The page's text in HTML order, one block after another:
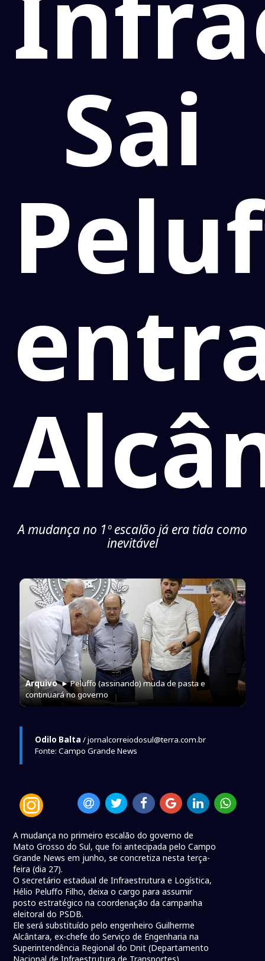
Sai
A mudança no 1º escalão já era tida como
inevitável
Arquivo► Peluffo (assinando) muda de pasta e
continuará no governo
Odilo Balta / jornalcorreiodosul@terra.com.br
Fonte: Campo Grande News
A mudança no primeiro escalão do governo de
Mato Grosso do Sul, que foi antecipada pelo Campo
Grande News em junho, se concretiza nesta terça-
feira (dia 27).
O secretário estadual de Infraestrutura e Logística,
Hélio Peluffo Filho, deixa o cargo para assumir
posto estratégico na coordenação da campanha
eleitoral do PSDB.
Ele será substituído pelo engenheiro Guilherme
Alcântara, ex-chefe do Serviço de Engenharia na
Superintendência Regional do Dnit (Departamento